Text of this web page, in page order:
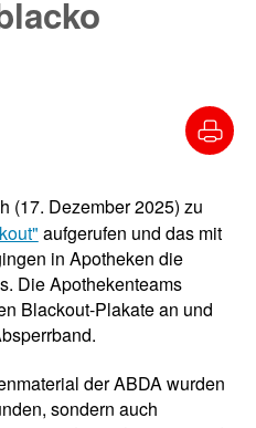
(17. Dezember 2025) zu
aufgerufen und das mit
in Apotheken die
Die Apothekenteams
Blackout-Plakate an und
der ABDA wurden
sondern auch